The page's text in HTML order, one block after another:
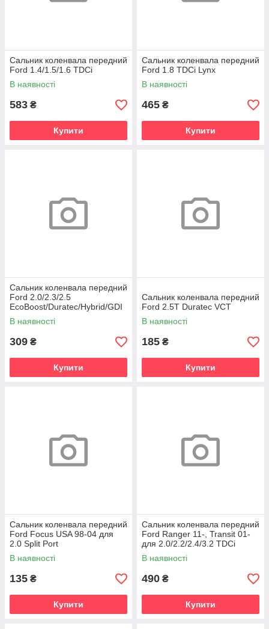
Сальник коленвала передний
Ford 1.4/1.5/1.6 TDCi
В наявності
583 ₴
Купити
Сальник коленвала передний
Ford 1.8 TDCi Lynx
В наявності
465 ₴
Купити
Сальник коленвала передний
Ford 2.0/2.3/2.5
EcoBoost/Duratec/Hybrid/GDI
В наявності
309 ₴
Купити
Сальник коленвала передний
Ford 2.5T Duratec VCT
В наявності
185 ₴
Купити
Сальник коленвала передний
Ford Focus USA 98-04 для
2.0 Split Port
В наявності
135 ₴
Купити
Сальник коленвала передний
Ford Ranger 11-, Transit 01-
для 2.0/2.2/2.4/3.2 TDCi
В наявності
490 ₴
Купити